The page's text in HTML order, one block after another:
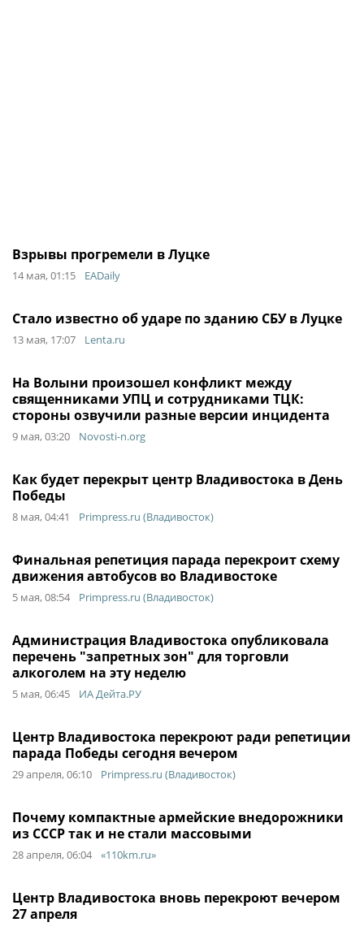
Взрывы прогремели в Луцке
14 мая, 01:15 EADaily
Стало известно об ударе по зданию СБУ в Луцке
13 мая, 17:07 Lenta.ru
На Волыни произошел конфликт между
священниками УПЦ и сотрудниками ТЦК:
стороны озвучили разные версии инцидента
9 мая, 03:20 Novosti-n.org
Как будет перекрыт центр Владивостока в День
Победы
8 мая, 04:41 Primpress.ru (Владивосток)
Финальная репетиция парада перекроит схему
движения автобусов во Владивостоке
5 мая, 08:54 Primpress.ru (Владивосток)
Администрация Владивостока опубликовала
перечень "запретных зон" для торговли
алкоголем на эту неделю
5 мая, 06:45 ИА Дейта.РУ
Центр Владивостока перекроют ради репетиции
парада Победы сегодня вечером
29 апреля, 06:10 Primpress.ru (Владивосток)
Почему компактные армейские внедорожники
из СССР так и не стали массовыми
28 апреля, 06:04 «110km.ru»
Центр Владивостока вновь перекроют вечером
27 апреля